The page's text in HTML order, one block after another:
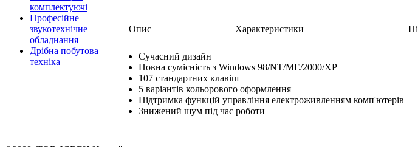
комплектуючі
Професійне
звукотехнічне
обладнання
Дрібна побутова
техніка
Опис Характеристики
Сучасний дизайн
Повна сумісність з Windows 98/NT/ME/2000/XP
107 стандартних клавіш
5 варіантів кольорового оформлення
Підтримка функцій управління електроживленням комп'ютерів
Знижений шум під час роботи